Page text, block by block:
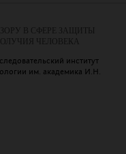
В СФЕРЕ ЗАЩИТЫ
ЧЕЛОВЕКА
институт
им. академика И.Н.